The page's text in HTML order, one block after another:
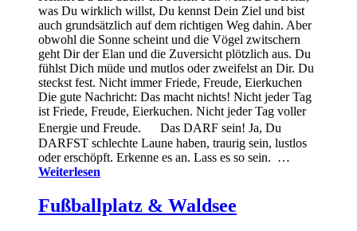
was Du wirklich willst, Du kennst Dein Ziel und bist
auch grundsätzlich auf dem richtigen Weg dahin. Aber
obwohl die Sonne scheint und die Vögel zwitschern
geht Dir der Elan und die Zuversicht plötzlich aus. Du
fühlst Dich müde und mutlos oder zweifelst an Dir. Du
steckst fest. Nicht immer Friede, Freude, Eierkuchen
Die gute Nachricht: Das macht nichts! Nicht jeder Tag
ist Friede, Freude, Eierkuchen. Nicht jeder Tag voller
Energie und Freude. Das DARF sein! Ja, Du
DARFST schlechte Laune haben, traurig sein, lustlos
oder erschöpft. Erkenne es an. Lass es so sein. …
Weiterlesen
Fußballplatz & Waldsee